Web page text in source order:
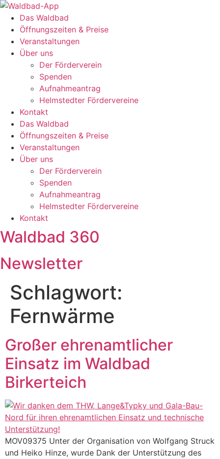
Zum
Inhalt
springen
Das Waldbad
Öffnungszeiten & Preise
Veranstaltungen
Über uns
Der Förderverein
Spenden
Aufnahmeantrag
Helmstedter Fördervereine
Kontakt
Das Waldbad
Öffnungszeiten & Preise
Veranstaltungen
Über uns
Der Förderverein
Spenden
Aufnahmeantrag
Helmstedter Fördervereine
Kontakt
Waldbad 360
Newsletter
Schlagwort:
Fernwärme
Großer ehrenamtlicher
Einsatz im Waldbad
Birkerteich
MOV09375 Unter der Organisation von Wolfgang Struck
und Heiko Hinze, wurde Dank der Unterstützung des